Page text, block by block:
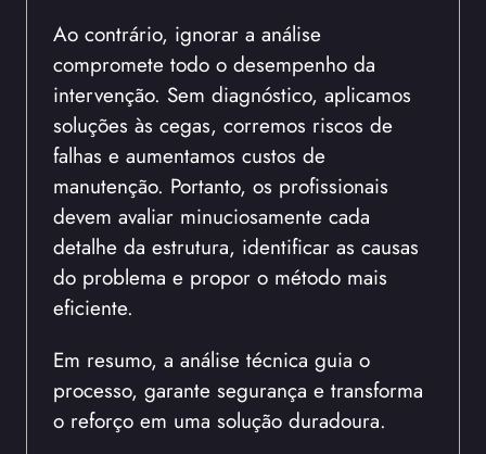
Ao contrário, ignorar a análise
compromete todo o desempenho da
intervenção. Sem diagnóstico, aplicamos
soluções às cegas, corremos riscos de
falhas e aumentamos custos de
manutenção. Portanto, os profissionais
devem avaliar minuciosamente cada
detalhe da estrutura, identificar as causas
do problema e propor o método mais
eficiente.
Em resumo, a análise técnica guia o
processo, garante segurança e transforma
o reforço em uma solução duradoura.